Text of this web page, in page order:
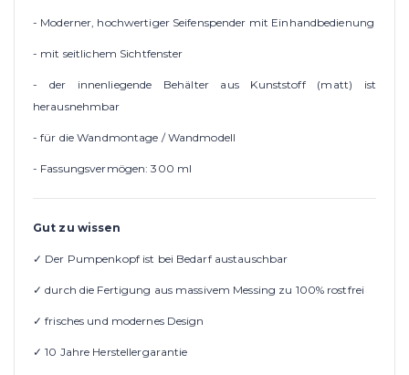
- Moderner, hochwertiger Seifenspender mit Einhandbedienung
- mit seitlichem Sichtfenster
- der innenliegende Behälter aus Kunststoff (matt) ist
herausnehmbar
- für die Wandmontage / Wandmodell
- Fassungsvermögen: 300 ml
Gut zu wissen
✓ Der Pumpenkopf ist bei Bedarf austauschbar
✓ durch die Fertigung aus massivem Messing zu 100% rostfrei
✓ frisches und modernes Design
✓ 10 Jahre Herstellergarantie